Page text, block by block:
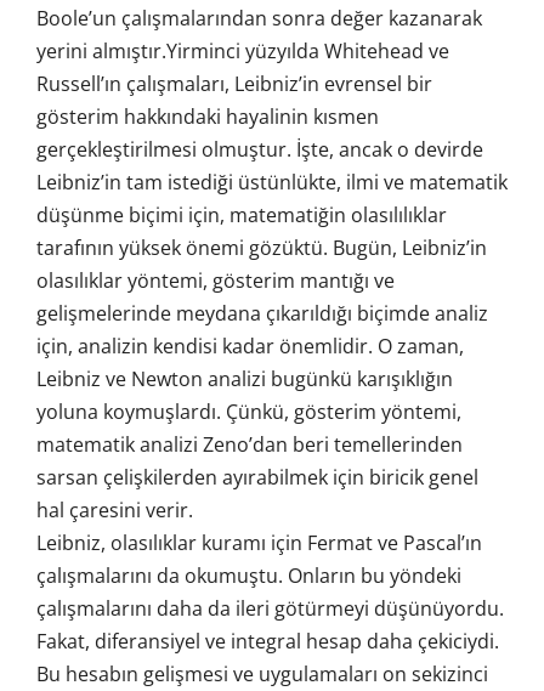
Boole’un çalışmalarından sonra değer kazanarak
yerini almıştır.Yirminci yüzyılda Whitehead ve
Russell’ın çalışmaları, Leibniz’in evrensel bir
gösterim hakkındaki hayalinin kısmen
gerçekleştirilmesi olmuştur. İşte, ancak o devirde
Leibniz’in tam istediği üstünlükte, ilmi ve matematik
düşünme biçimi için, matematiğin olasılılıklar
tarafının yüksek önemi gözüktü. Bugün, Leibniz’in
olasılıklar yöntemi, gösterim mantığı ve
gelişmelerinde meydana çıkarıldığı biçimde analiz
için, analizin kendisi kadar önemlidir. O zaman,
Leibniz ve Newton analizi bugünkü karışıklığın
yoluna koymuşlardı. Çünkü, gösterim yöntemi,
matematik analizi Zeno’dan beri temellerinden
sarsan çelişkilerden ayırabilmek için biricik genel
hal çaresini verir.
Leibniz, olasılıklar kuramı için Fermat ve Pascal’ın
çalışmalarını da okumuştu. Onların bu yöndeki
çalışmalarını daha da ileri götürmeyi düşünüyordu.
Fakat, diferansiyel ve integral hesap daha çekiciydi.
Bu hesabın gelişmesi ve uygulamaları on sekizinci